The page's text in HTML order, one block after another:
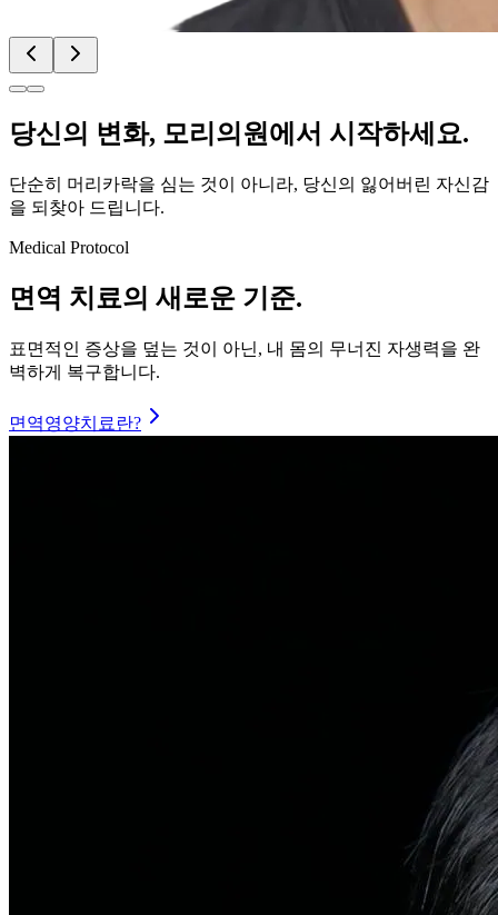
당신의
단순히 머리카락을 심는 것이 아니라, 당신의 잃어버린 자신감
Medical Protocol
면역 치료의
표면적인 증상을 덮는 것이 아닌, 내 몸의 무너진 자생력을 완
면역영양치료란?